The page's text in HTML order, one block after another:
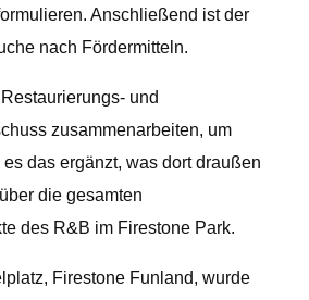
Anschließend ist der
nach Fördermitteln.
und
zusammenarbeiten, um
das ergänzt, was dort draußen
die gesamten
des R&B im Firestone Park.
Firestone Funland, wurde